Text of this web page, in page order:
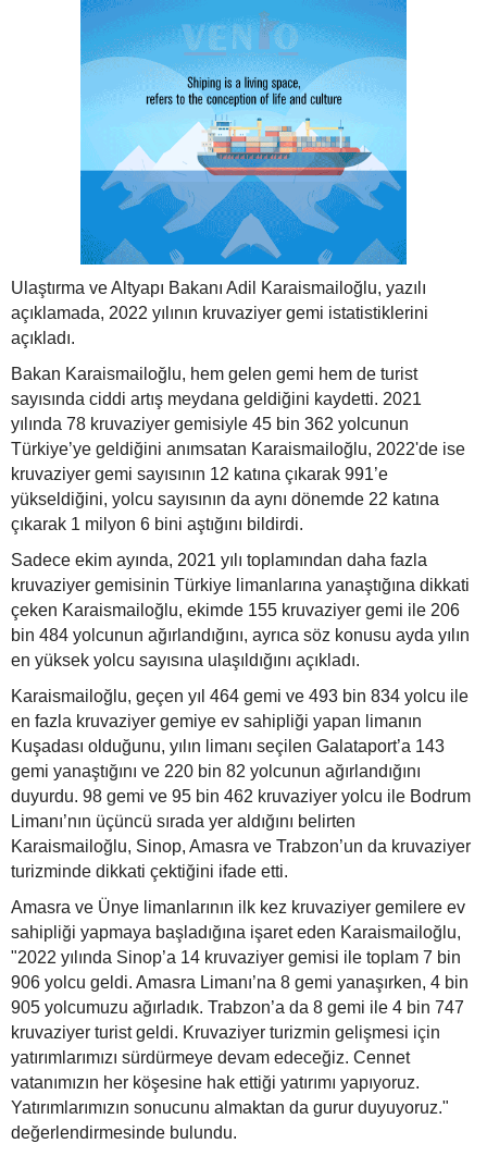
Ulaştırma ve Altyapı Bakanı Adil Karaismailoğlu, yazılı
açıklamada, 2022 yılının kruvaziyer gemi istatistiklerini
açıkladı.
Bakan Karaismailoğlu, hem gelen gemi hem de turist
sayısında ciddi artış meydana geldiğini kaydetti. 2021
yılında 78 kruvaziyer gemisiyle 45 bin 362 yolcunun
Türkiye’ye geldiğini anımsatan Karaismailoğlu, 2022'de ise
kruvaziyer gemi sayısının 12 katına çıkarak 991’e
yükseldiğini, yolcu sayısının da aynı dönemde 22 katına
çıkarak 1 milyon 6 bini aştığını bildirdi.
Sadece ekim ayında, 2021 yılı toplamından daha fazla
kruvaziyer gemisinin Türkiye limanlarına yanaştığına dikkati
çeken Karaismailoğlu, ekimde 155 kruvaziyer gemi ile 206
bin 484 yolcunun ağırlandığını, ayrıca söz konusu ayda yılın
en yüksek yolcu sayısına ulaşıldığını açıkladı.
Karaismailoğlu, geçen yıl 464 gemi ve 493 bin 834 yolcu ile
en fazla kruvaziyer gemiye ev sahipliği yapan limanın
Kuşadası olduğunu, yılın limanı seçilen Galataport’a 143
gemi yanaştığını ve 220 bin 82 yolcunun ağırlandığını
duyurdu. 98 gemi ve 95 bin 462 kruvaziyer yolcu ile Bodrum
Limanı’nın üçüncü sırada yer aldığını belirten
Karaismailoğlu, Sinop, Amasra ve Trabzon’un da kruvaziyer
turizminde dikkati çektiğini ifade etti.
Amasra ve Ünye limanlarının ilk kez kruvaziyer gemilere ev
sahipliği yapmaya başladığına işaret eden Karaismailoğlu,
"2022 yılında Sinop’a 14 kruvaziyer gemisi ile toplam 7 bin
906 yolcu geldi. Amasra Limanı’na 8 gemi yanaşırken, 4 bin
905 yolcumuzu ağırladık. Trabzon’a da 8 gemi ile 4 bin 747
kruvaziyer turist geldi. Kruvaziyer turizmin gelişmesi için
yatırımlarımızı sürdürmeye devam edeceğiz. Cennet
vatanımızın her köşesine hak ettiği yatırımı yapıyoruz.
Yatırımlarımızın sonucunu almaktan da gurur duyuyoruz."
değerlendirmesinde bulundu.